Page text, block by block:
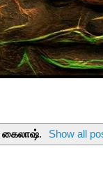
கைலாஷ். Show all